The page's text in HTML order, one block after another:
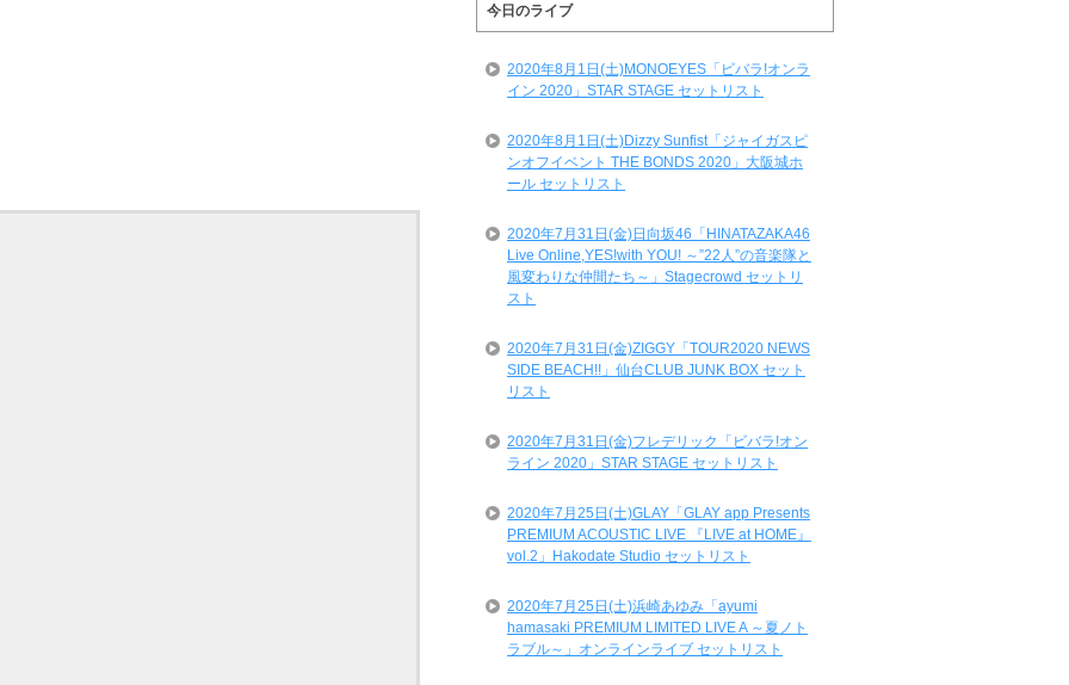
ィ
ス
一
今日のライブ
2020年8月1日(土)MONOEYES「ビバラ!オンラ
イン 2020」STAR STAGE セットリスト
2020年8月1日(土)Dizzy Sunfist「ジャイガスピ
ンオフイベント THE BONDS 2020」大阪城ホ
ール セットリスト
2020年7月31日(金)日向坂46「HINATAZAKA46
Live Online,YES!with YOU! ～”22人”の音楽隊と
風変わりな仲間たち～」Stagecrowd セットリ
スト
2020年7月31日(金)ZIGGY「TOUR2020 NEWS
SIDE BEACH!!」仙台CLUB JUNK BOX セット
リスト
2020年7月31日(金)フレデリック「ビバラ!オン
ライン 2020」STAR STAGE セットリスト
2020年7月25日(土)GLAY「GLAY app Presents
PREMIUM ACOUSTIC LIVE 『LIVE at HOME』
vol.2」Hakodate Studio セットリスト
2020年7月25日(土)浜崎あゆみ「ayumi
hamasaki PREMIUM LIMITED LIVE A ～夏ノト
ラブル～」オンラインライブ セットリスト